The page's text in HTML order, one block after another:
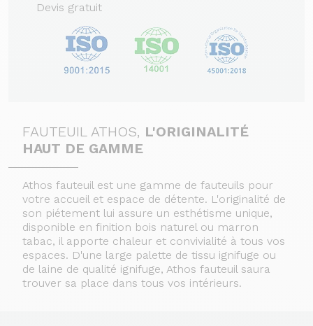
Devis gratuit
FAUTEUIL ATHOS, L'ORIGINALITÉ
HAUT DE GAMME
Athos fauteuil est une gamme de fauteuils pour
votre accueil et espace de détente. L'originalité de
son piétement lui assure un esthétisme unique,
disponible en finition bois naturel ou marron
tabac, il apporte chaleur et convivialité à tous vos
espaces. D'une large palette de tissu ignifuge ou
de laine de qualité ignifuge, Athos fauteuil saura
trouver sa place dans tous vos intérieurs.